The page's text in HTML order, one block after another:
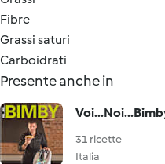
Fibre
Grassi saturi
Carboidrati
Presente anche in
31 ricette
Italia